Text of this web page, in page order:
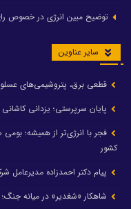
توضیح مبین انرژی در خصوص
سایر عناوین
قطعی برق، پتروشیمی‌های
پایان سرپرستی؛ یزدانی
فجر با انرژی‌تر از همیشه؛
کشور
پیام دکتر احمدزاده مدیرعامل
شاهکار «شغدیر» در میانه جنگ؛